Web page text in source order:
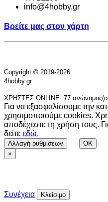
info@4hobby.gr
Βρείτε μας στον χάρτη
Copyright © 2019-2026
4hobby.gr
ΧΡΗΣΤΕΣ ONLINE: 77
Για να εξασφαλίσουμε την
χρησιμοποιούμε cookies.
αποδέχεστε τη χρήση τους.
δείτε εδώ.
Αλλαγή ρυθμίσεων
OK
×
Συνέχεια Κλείσιμο